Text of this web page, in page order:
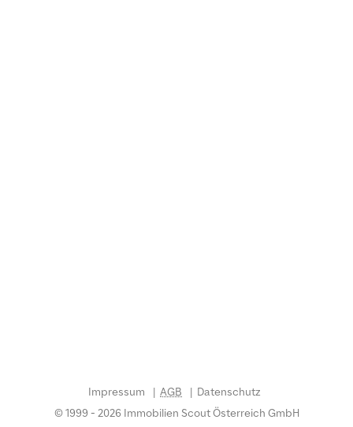
Impressum AGB
Datenschutz
© 1999 - 2026 Immobilien Scout Österreich GmbH